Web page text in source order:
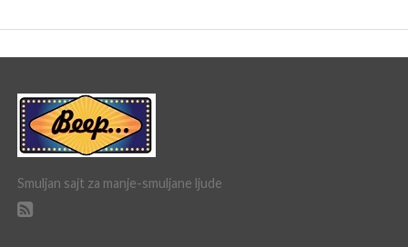
Smuljan sajt za manje-smuljane ljude